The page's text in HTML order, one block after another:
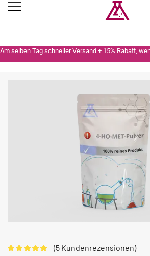
Am selben Tag schneller Versand + 15% Rabatt,
(5 Kundenrezensionen)